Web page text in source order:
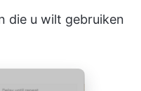
die u wilt gebruiken